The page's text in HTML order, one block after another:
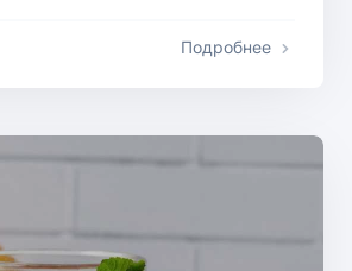
Подробнее